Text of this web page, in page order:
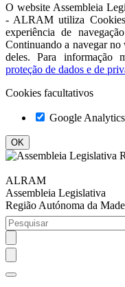
O website Assembleia
- ALRAM utiliza
experiência de
Continuando a navegar
deles. Para informação
proteção de dados e de
Cookies facultativos
Google Analytics
ALRAM
Assembleia Legislativa
Região Autónoma da